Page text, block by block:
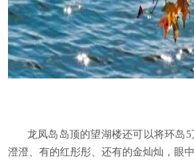
龙凤岛岛顶的望湖楼还可以将环岛
澄澄、有的红彤彤、还有的金灿灿，眼中